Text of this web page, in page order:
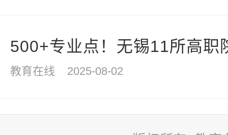
500+专业点！无锡11所高职
教育在线 2025-08-02